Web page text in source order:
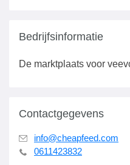
Bedrijfsinformatie
De marktplaats voor
Contactgegevens
info@cheapfeed.com
0611423832